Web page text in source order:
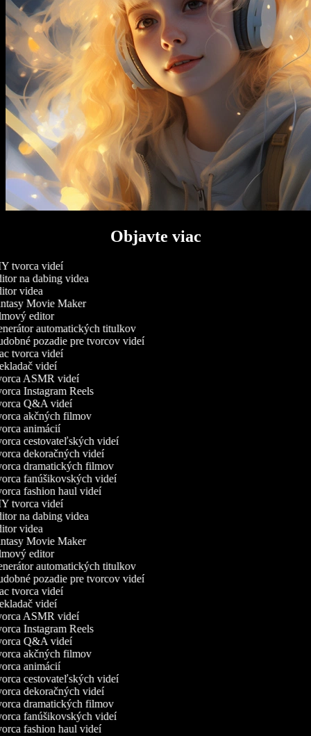
Objavte viac
tvorca videí
na dabing videa
videa
Movie Maker
editor
automatických titulkov
pozadie pre tvorcov videí
tvorca videí
videí
ASMR videí
Instagram Reels
Q&A videí
akčných filmov
animácií
cestovateľských videí
dekoračných videí
dramatických filmov
fanúšikovských videí
fashion haul videí
tvorca videí
na dabing videa
videa
Movie Maker
editor
automatických titulkov
pozadie pre tvorcov videí
tvorca videí
videí
ASMR videí
Instagram Reels
Q&A videí
akčných filmov
animácií
cestovateľských videí
dekoračných videí
dramatických filmov
fanúšikovských videí
fashion haul videí